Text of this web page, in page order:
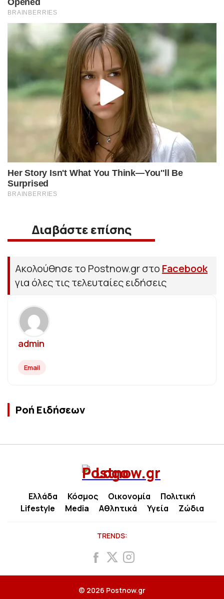
Διαβάστε επίσης
Ακολούθησε το Postnow.gr στο Facebook
για όλες τις τελευταίες ειδήσεις
admin
Email
Ροή Ειδήσεων
Ελλάδα Κόσμος Οικονομία
Πολιτική
Lifestyle
Media Αθλητικά Υγεία Ζώδια
TRENDS:
© 2026 Postnow.gr